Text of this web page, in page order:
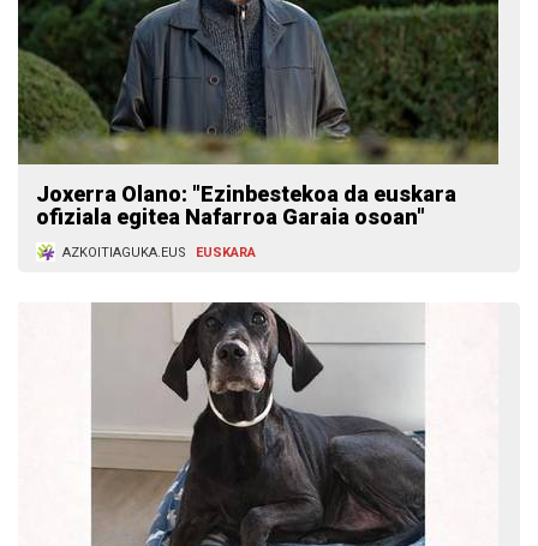
Joxerra Olano: "Ezinbestekoa da euskara
ofiziala egitea Nafarroa Garaia osoan"
AZKOITIAGUKA.EUS EUSKARA